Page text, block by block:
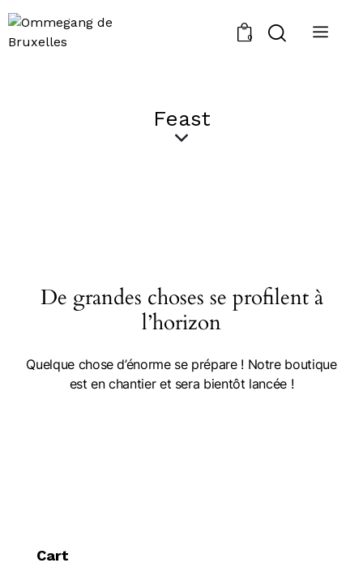
0
Feast
De grandes choses se profilent à
l’horizon
Quelque chose d’énorme se prépare ! Notre boutique
est en chantier et sera bientôt lancée !
Cart